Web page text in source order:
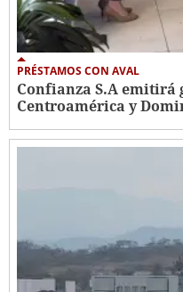
PRÉSTAMOS CON AVAL
Confianza S.A emitirá
Centroamérica y